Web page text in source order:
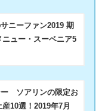
ニーファン2019 期
ニュー・スーベニア5
ー ソアリンの限定お
10選！2019年7月